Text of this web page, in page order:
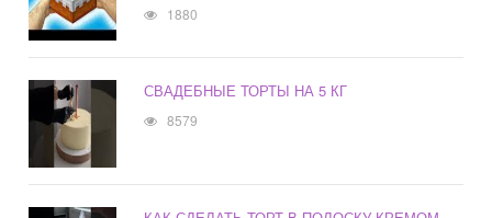
1880
СВАДЕБНЫЕ ТОРТЫ НА 5 КГ
8579